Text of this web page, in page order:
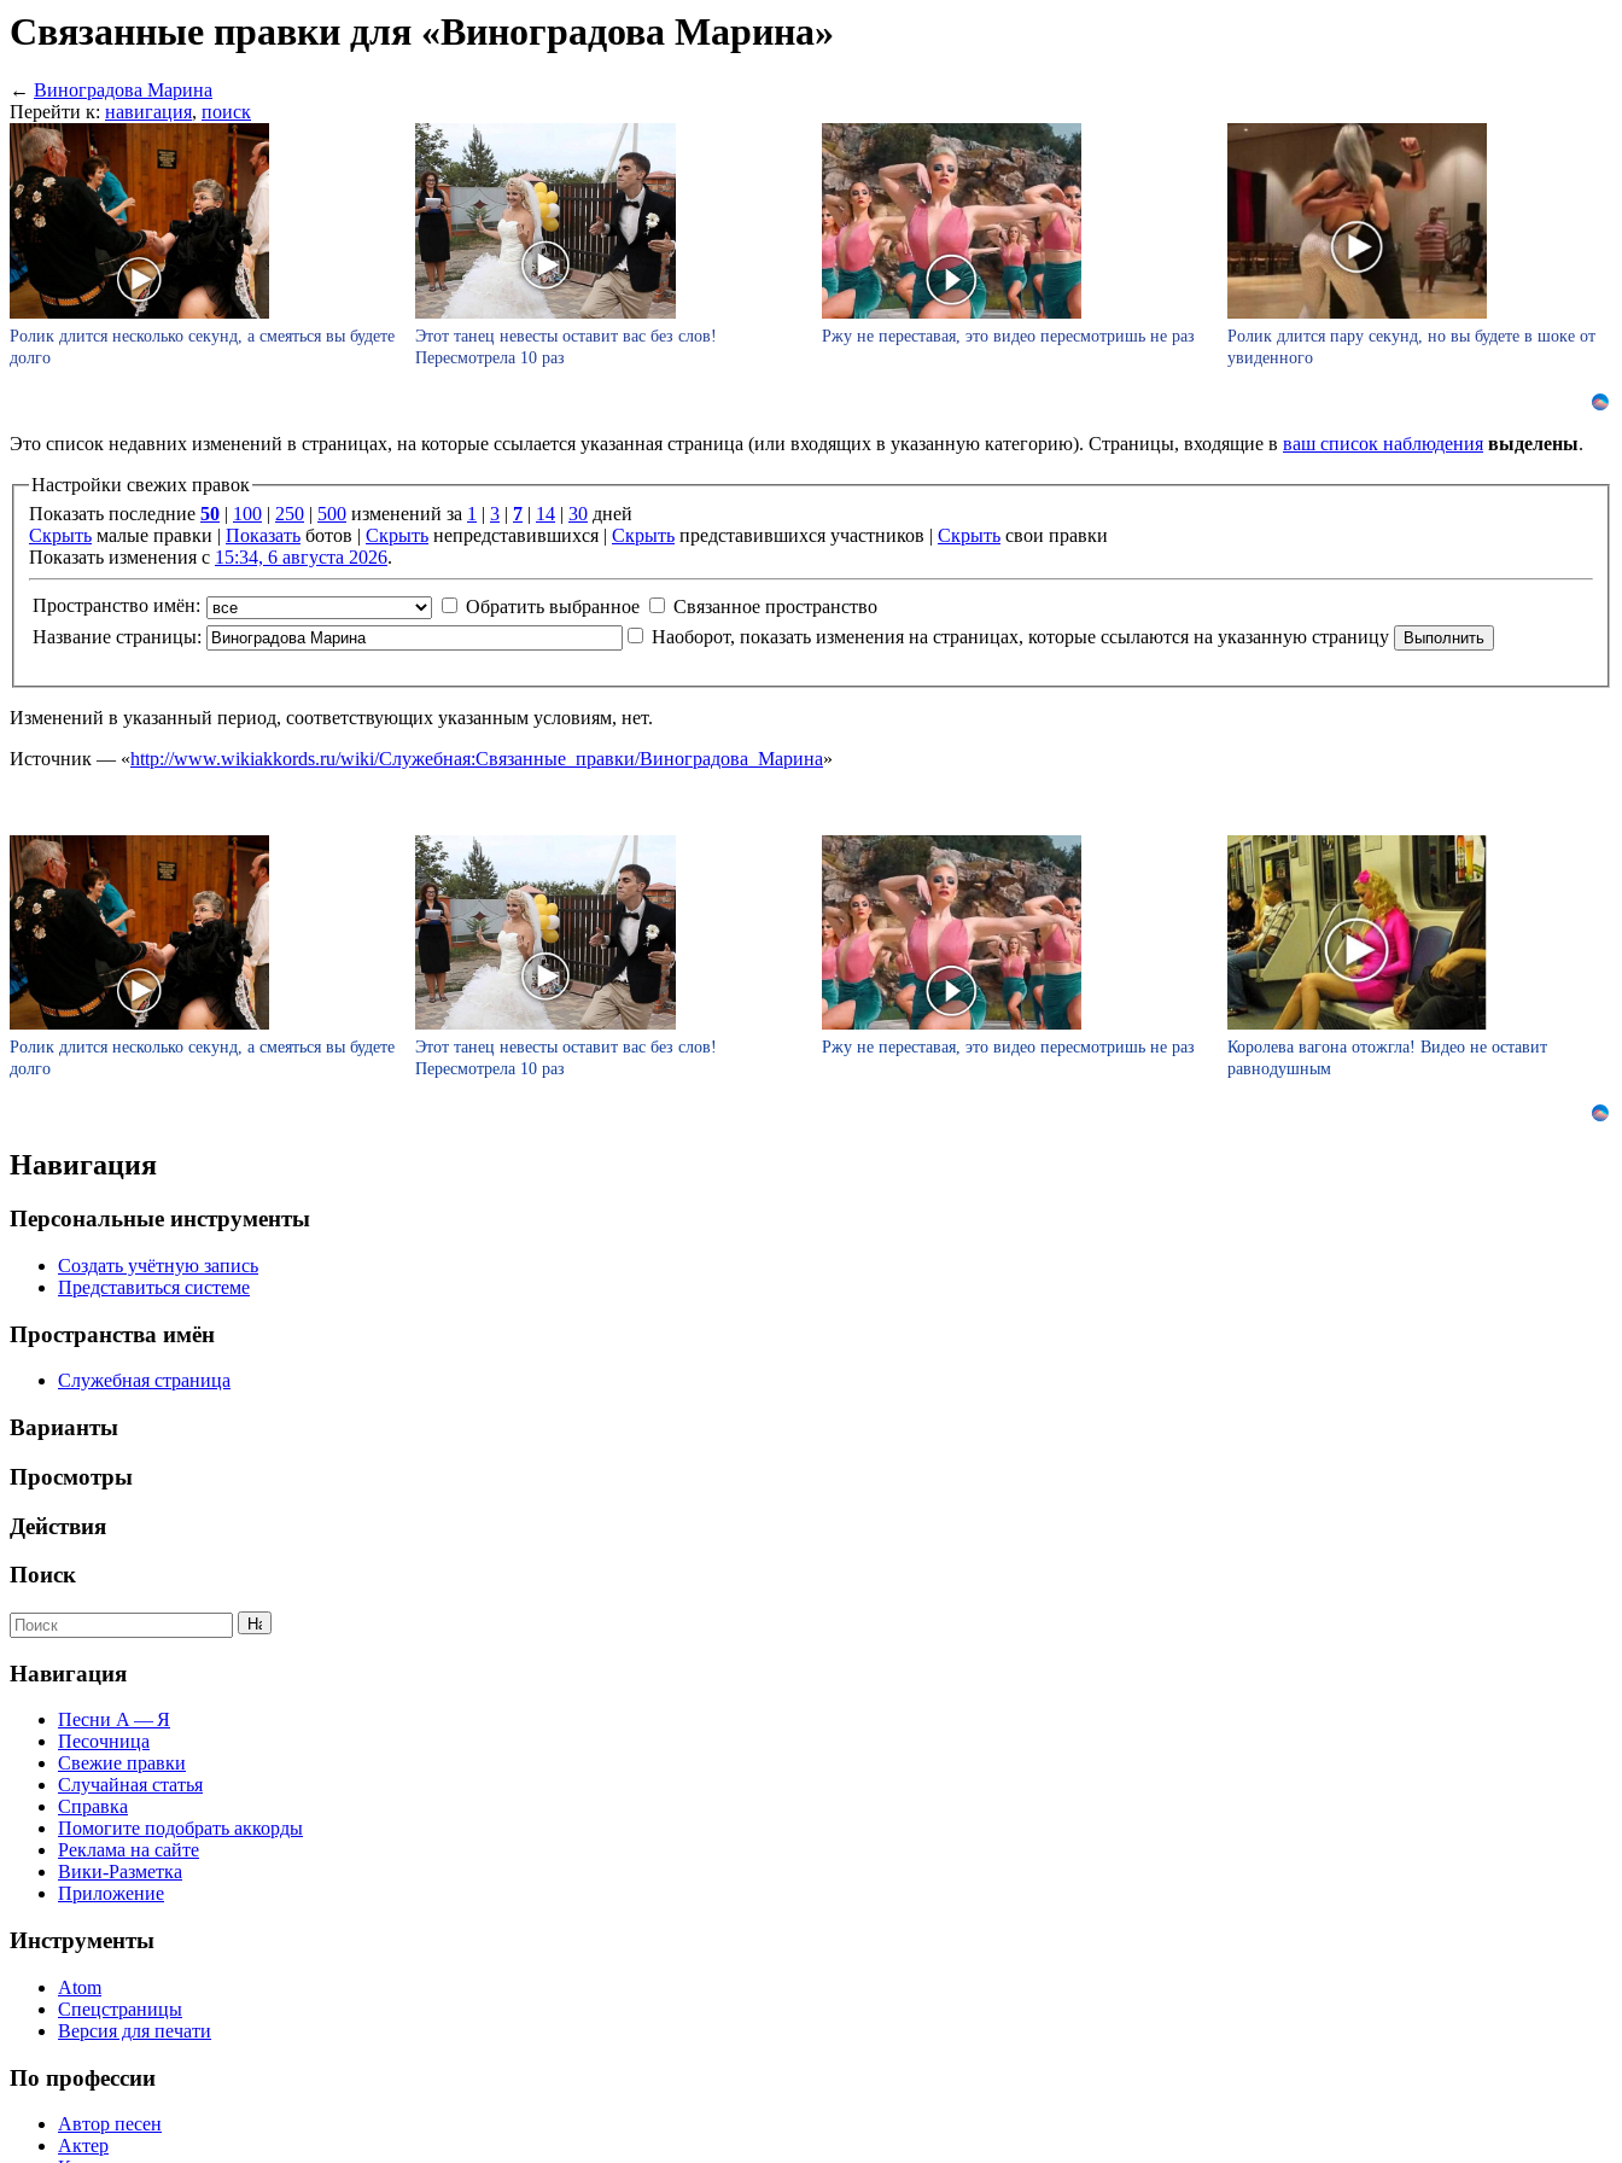
Связанные правки для «Виноградова Марина»
← Виноградова Марина
Перейти к: навигация, поиск
Ролик длится несколько секунд, а смеяться вы будете
долго
Этот танец невесты оставит вас без слов!
Пересмотрела 10 раз
Ржу не переставая, это видео пересмотришь не раз
Ролик длится пару секунд, но вы будете в шоке от
увиденного
Это список недавних изменений в страницах, на которые ссылается указанная страница (или входящих в указанную категорию). Страницы, входящие в ваш список наблюдения выделены.
Настройки свежих правок
Показать последние 50 | 100 | 250 | 500 изменений за 1 | 3 | 7 | 14 | 30 дней
Скрыть малые правки | Показать ботов | Скрыть непредставившихся | Скрыть представившихся участников | Скрыть свои правки
Показать изменения с 15:34, 6 августа 2026.
Пространство имён: Обратить выбранное
Связанное пространство
Название страницы:
Наоборот, показать изменения на страницах, которые ссылаются на указанную страницу
Изменений в указанный период, соответствующих указанным условиям, нет.
Источник — «http://www.wikiakkords.ru/wiki/Служебная:Связанные_правки/Виноградова_Марина»
Ролик длится несколько секунд, а смеяться вы будете
долго
Этот танец невесты оставит вас без слов!
Пересмотрела 10 раз
Ржу не переставая, это видео пересмотришь не раз
Королева вагона отожгла! Видео не оставит
равнодушным
Навигация
Персональные инструменты
Создать учётную запись
Представиться системе
Пространства имён
Служебная страница
Варианты
Просмотры
Действия
Поиск
Навигация
Песни А — Я
Песочница
Свежие правки
Случайная статья
Справка
Помогите подобрать аккорды
Реклама на сайте
Вики-Разметка
Приложение
Инструменты
Atom
Спецстраницы
Версия для печати
По профессии
Автор песен
Актер